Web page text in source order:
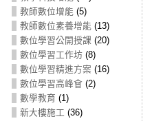
教師數位增能(5)
教師數位素養增能(13)
數位學習公開授課 (20)
數位學習工作坊(8)
數位學習精進方案 (16)
數位學習高峰會 (2)
數學教育 (1)
新大樓施工 (36)